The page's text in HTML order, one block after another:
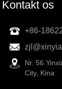
Kontakt os
+86-
Nr. 56
City, Kina